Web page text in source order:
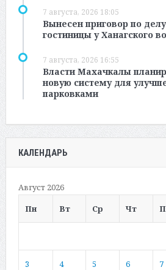
7 августа, 2026 18:05
Вынесен приговор по
гостиницы у Ханагского
7 августа, 2026 16:55
Власти Махачкалы
новую систему для
парковками
КАЛЕНДАРЬ
Август 2026
Пн
Вт Ср Чт
3 4 5 6 7